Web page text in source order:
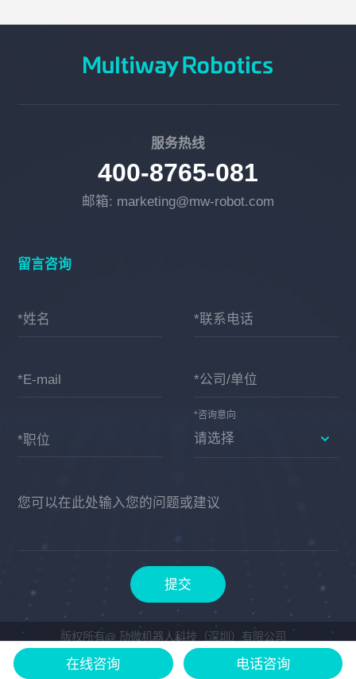
服务热线
400-8765-081
邮箱: marketing@mw-robot.com
留言咨询
*姓名 *联系电话
*E-mail *公司/单位
*职位
*咨询意向
您可以在此处输入您的问题或建议
提交
版权所有@ 劢微机器人科技（深圳）有限公司
粤ICP备19112506号
公安备案号:
44031102000881
在线咨询 电话咨询